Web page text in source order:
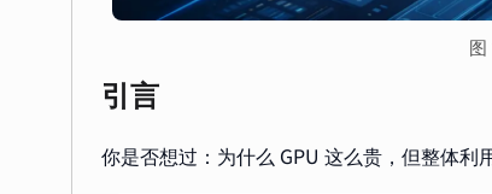
图
引言
你是否想过：为什么 GPU 这么贵，但整体利